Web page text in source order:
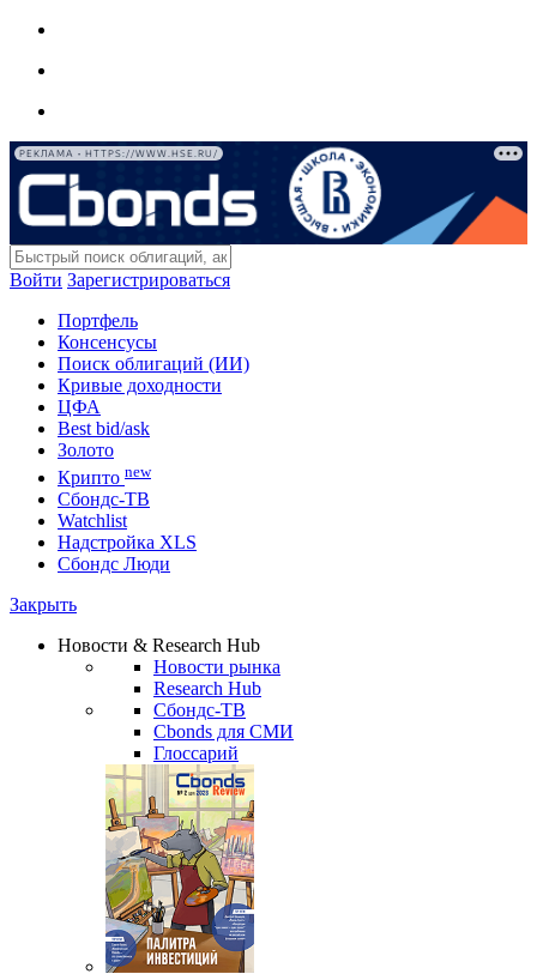
РЕКЛАМА • HTTPS://WWW.HSE.RU/
Войти Зарегистрироваться
Портфель
Консенсусы
Поиск облигаций (ИИ)
Кривые доходности
ЦФА
Best bid/ask
Золото
Крипто new
Сбондс-ТВ
Watchlist
Надстройка XLS
Сбондс Люди
Закрыть
Новости & Research Hub
Новости рынка
Research Hub
Сбондс-ТВ
Cbonds для СМИ
Глоссарий